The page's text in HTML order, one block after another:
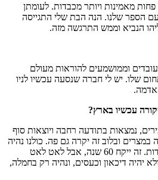
מאמינות ויותר מכבדות. לעומתן
הספר שלנו. הנה הבת שלי התגייסה
הנביא וממש התרגשה מזה.
וממושמעים להוראות מעולם
שלו. יש לי חברה שנסעה עכשיו לניו
נמצאות בתודעה רחבה ויוצאות סוף
ובלוב זה יקרה גם פה. כולנו נהיה
אחד ואין דתות! זו הדרך לאחדות. זה ייקח 60 שנה, אבל לאט לאט
יהיה דיכאון וכעסים, ונהיה רק בחמלה,